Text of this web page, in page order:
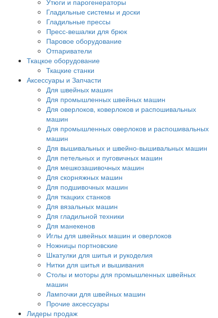
Утюги и парогенераторы
Гладильные системы и доски
Гладильные прессы
Пресс-вешалки для брюк
Паровое оборудование
Отпариватели
Ткацкое оборудование
Ткацкие станки
Аксессуары и Запчасти
Для швейных машин
Для промышленных швейных машин
Для оверлоков, коверлоков и распошивальных
машин
Для промышленных оверлоков и распошивальных
машин
Для вышивальных и швейно-вышивальных машин
Для петельных и пуговичных машин
Для мешкозашивочных машин
Для скорняжных машин
Для подшивочных машин
Для ткацких станков
Для вязальных машин
Для гладильной техники
Для манекенов
Иглы для швейных машин и оверлоков
Ножницы портновские
Шкатулки для шитья и рукоделия
Нитки для шитья и вышивания
Столы и моторы для промышленных швейных
машин
Лампочки для швейных машин
Прочие аксессуары
Лидеры продаж